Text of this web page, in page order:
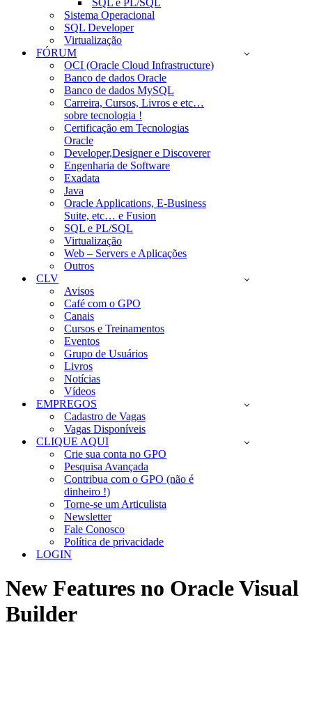
SQL e PL/SQL
Sistema Operacional
SQL Developer
Virtualização
FÓRUM
OCI (Oracle Cloud Infrastructure)
Banco de dados Oracle
Banco de dados MySQL
Carreira, Cursos, Livros e etc…
sobre tecnologia !
Certificação em Tecnologias
Oracle
Developer,Designer e Discoverer
Engenharia de Software
Exadata
Java
Oracle Applications, E-Business
Suite, etc… e Fusion
SQL e PL/SQL
Virtualização
Web – Servers e Aplicações
Outros
CLV
Avisos
Café com o GPO
Canais
Cursos e Treinamentos
Eventos
Grupo de Usuários
Livros
Notícias
Vídeos
EMPREGOS
Cadastro de Vagas
Vagas Disponíveis
CLIQUE AQUI
Crie sua conta no GPO
Pesquisa Avançada
Contribua com o GPO (não é
dinheiro !)
Torne-se um Articulista
Newsletter
Fale Conosco
Política de privacidade
LOGIN
New Features no Oracle Visual
Builder